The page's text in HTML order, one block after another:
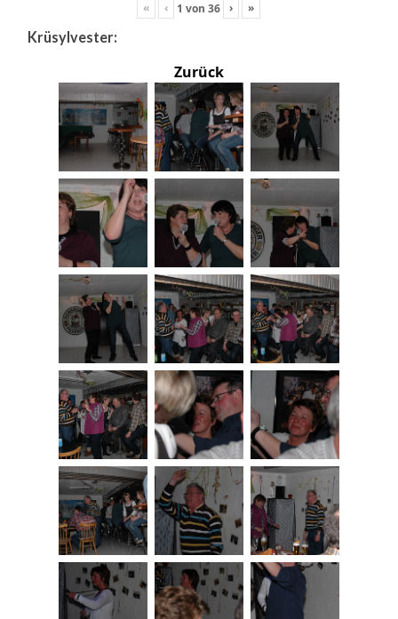
« ‹ 1 von36 › »
Krüsylvester:
Zurück